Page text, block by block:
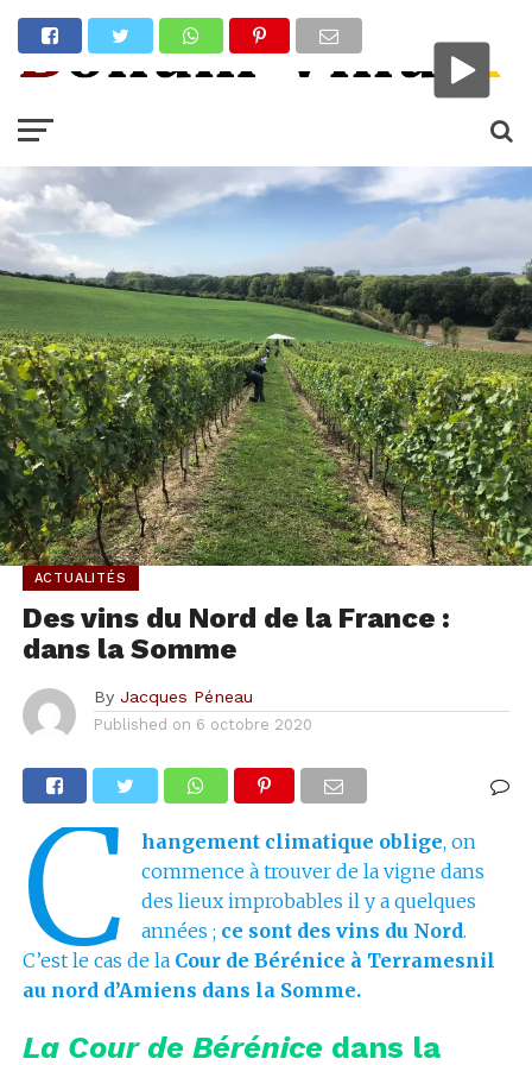
ACTUALITÉS
Des vins du Nord de la France :
dans la Somme
By Jacques Péneau
Published on 6 octobre 2020
C hangement climatique oblige, on
commence à trouver de la vigne dans
des lieux improbables il y a quelques
années ; ce sont des vins du Nord.
C’est le cas de la Cour de Bérénice à Terramesnil
au nord d’Amiens dans la Somme.
La Cour de Bérénice dans la